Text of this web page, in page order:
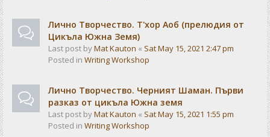
Лично Творчество. Т'хор Аоб (прелюдия от
Цикъла Южна Земя)
Last post byMat Kauton « Sat May 15, 2021 2:47 pm
Posted in Writing Workshop
Лично Творчество. Черният Шаман. Първи
разказ от цикъла Южна земя
Last post byMat Kauton « Sat May 15, 2021 1:55 pm
Posted in Writing Workshop